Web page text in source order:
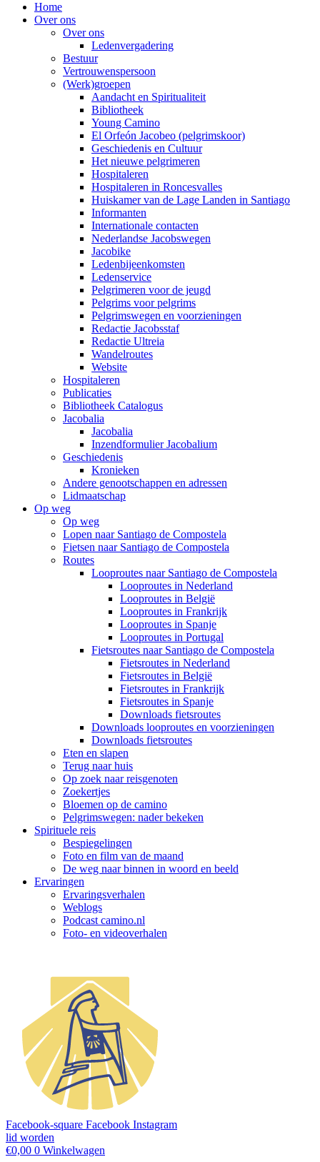
Home
Over ons
Over ons
Ledenvergadering
Bestuur
Vertrouwenspersoon
(Werk)groepen
Aandacht en Spiritualiteit
Bibliotheek
Young Camino
El Orfeón Jacobeo (pelgrimskoor)
Geschiedenis en Cultuur
Het nieuwe pelgrimeren
Hospitaleren
Hospitaleren in Roncesvalles
Huiskamer van de Lage Landen in Santiago
Informanten
Internationale contacten
Nederlandse Jacobswegen
Jacobike
Ledenbijeenkomsten
Ledenservice
Pelgrimeren voor de jeugd
Pelgrims voor pelgrims
Pelgrimswegen en voorzieningen
Redactie Jacobsstaf
Redactie Ultreia
Wandelroutes
Website
Hospitaleren
Publicaties
Bibliotheek Catalogus
Jacobalia
Jacobalia
Inzendformulier Jacobalium
Geschiedenis
Kronieken
Andere genootschappen en adressen
Lidmaatschap
Op weg
Op weg
Lopen naar Santiago de Compostela
Fietsen naar Santiago de Compostela
Routes
Looproutes naar Santiago de Compostela
Looproutes in Nederland
Looproutes in België
Looproutes in Frankrijk
Looproutes in Spanje
Looproutes in Portugal
Fietsroutes naar Santiago de Compostela
Fietsroutes in Nederland
Fietsroutes in België
Fietsroutes in Frankrijk
Fietsroutes in Spanje
Downloads fietsroutes
Downloads looproutes en voorzieningen
Downloads fietsroutes
Eten en slapen
Terug naar huis
Op zoek naar reisgenoten
Zoekertjes
Bloemen op de camino
Pelgrimswegen: nader bekeken
Spirituele reis
Bespiegelingen
Foto en film van de maand
De weg naar binnen in woord en beeld
Ervaringen
Ervaringsverhalen
Weblogs
Podcast camino.nl
Foto- en videoverhalen
Facebook-square Facebook Instagram
lid worden
€0,00 0 Winkelwagen